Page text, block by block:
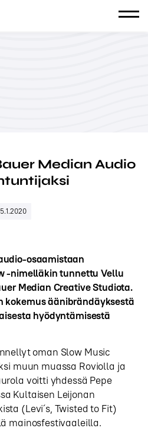
Median Audio
osaamistaan
-nimelläkin tunnettu Vellu
Median Creative Studiota.
kokemus äänibrändäyksestä
hyödyntämisestä
oman Slow Music
muun muassa Roviolla ja
voitti yhdessä Pepe
Kultaisen Leijonan
(Levi´s, Twisted to Fit)
mainosfestivaaleilla.